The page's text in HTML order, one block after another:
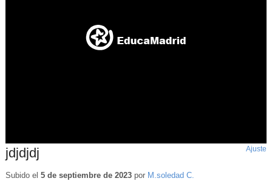
jdjdjdj Ajuste
Subido el 5 de septiembre de 2023por M.soledad C.